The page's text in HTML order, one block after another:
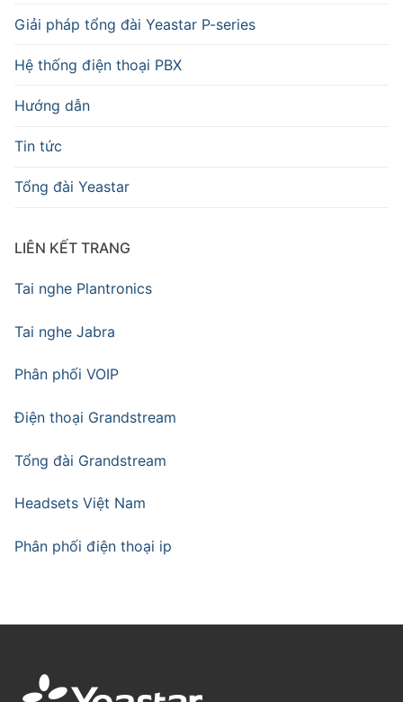
Giải pháp tổng đài Yeastar P-series
Hệ thống điện thoại PBX
Hướng dẫn
Tin tức
Tổng đài Yeastar
LIÊN KẾT TRANG
Tai nghe Plantronics
Tai nghe Jabra
Phân phối VOIP
Điện thoại Grandstream
Tổng đài Grandstream
Headsets Việt Nam
Phân phối điện thoại ip